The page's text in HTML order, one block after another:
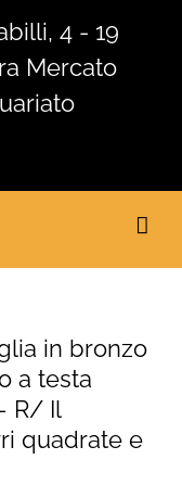
4 - 19
Mercato
in bronzo
a testa
R/ Il
quadrate e